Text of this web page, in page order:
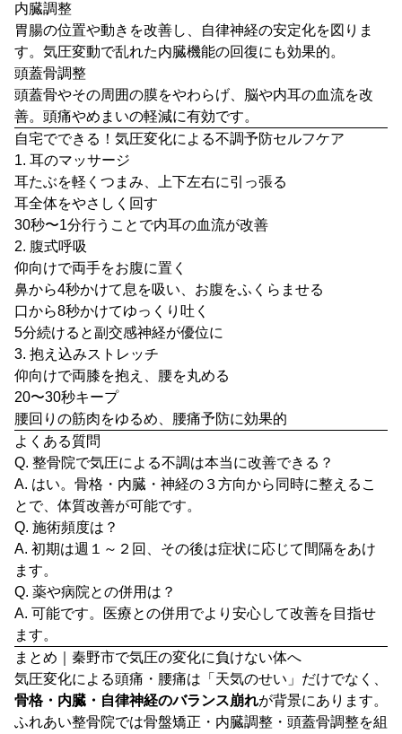
内臓調整
胃腸の位置や動きを改善し、自律神経の安定化を図りま
す。気圧変動で乱れた内臓機能の回復にも効果的。
頭蓋骨調整
頭蓋骨やその周囲の膜をやわらげ、脳や内耳の血流を改
善。頭痛やめまいの軽減に有効です。
自宅でできる！気圧変化による不調予防セルフケア
1. 耳のマッサージ
耳たぶを軽くつまみ、上下左右に引っ張る
耳全体をやさしく回す
30秒〜1分行うことで内耳の血流が改善
2. 腹式呼吸
仰向けで両手をお腹に置く
鼻から4秒かけて息を吸い、お腹をふくらませる
口から8秒かけてゆっくり吐く
5分続けると副交感神経が優位に
3. 抱え込みストレッチ
仰向けで両膝を抱え、腰を丸める
20〜30秒キープ
腰回りの筋肉をゆるめ、腰痛予防に効果的
よくある質問
Q. 整骨院で気圧による不調は本当に改善できる？
A. はい。骨格・内臓・神経の３方向から同時に整えるこ
とで、体質改善が可能です。
Q. 施術頻度は？
A. 初期は週１～２回、その後は症状に応じて間隔をあけ
ます。
Q. 薬や病院との併用は？
A. 可能です。医療との併用でより安心して改善を目指せ
ます。
まとめ｜秦野市で気圧の変化に負けない体へ
気圧変化による頭痛・腰痛は「天気のせい」だけでなく、
骨格・内臓・自律神経のバランス崩れが背景にあります。
ふれあい整骨院では骨盤矯正・内臓調整・頭蓋骨調整を組